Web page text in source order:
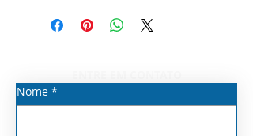
7 Ano do Ensino Fundamental
Anos Finais. O documento foi
Material Digital disponibilizados
pela Seduc/SP para o ano de
Nome *